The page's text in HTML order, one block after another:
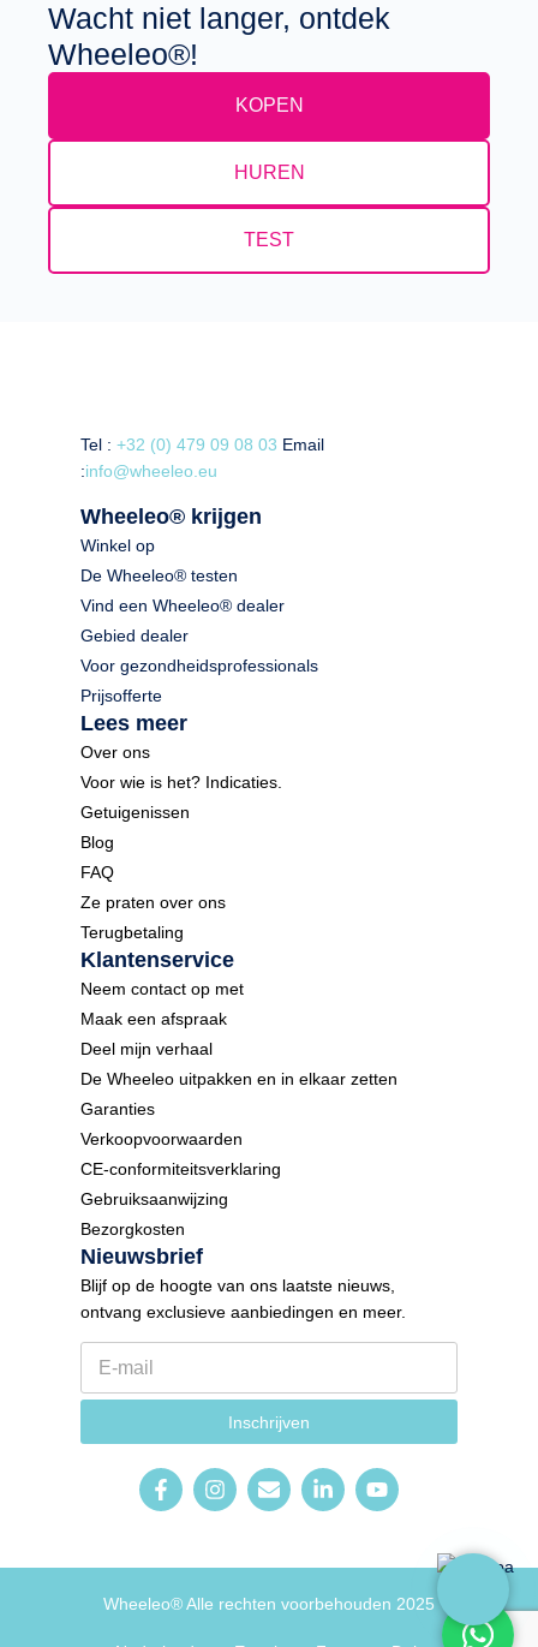
Wacht niet langer, ontdek
Wheeleo®!
KOPEN
HUREN
TEST
Tel :+32 (0) 479 09 08 03 Email
:info@wheeleo.eu
Wheeleo® krijgen
Winkel op
De Wheeleo® testen
Vind een Wheeleo® dealer
Gebied dealer
Voor gezondheidsprofessionals
Prijsofferte
Lees meer
Over ons
Voor wie is het? Indicaties.
Getuigenissen
Blog
FAQ
Ze praten over ons
Terugbetaling
Klantenservice
Neem contact op met
Maak een afspraak
Deel mijn verhaal
De Wheeleo uitpakken en in elkaar zetten
Garanties
Verkoopvoorwaarden
CE-conformiteitsverklaring
Gebruiksaanwijzing
Bezorgkosten
Nieuwsbrief
Blijf op de hoogte van ons laatste nieuws,
ontvang exclusieve aanbiedingen en meer.
E
m
t
a
i
Inschrijven
Wheeleo® Alle rechten voorbehouden 2025